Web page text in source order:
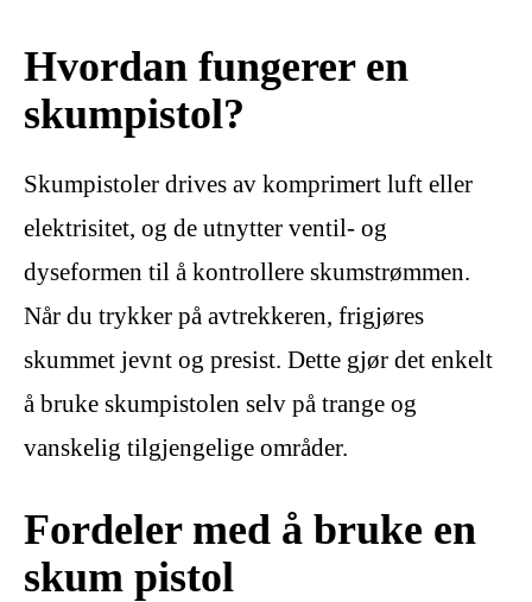
Hvordan fungerer en
skumpistol?
Skumpistoler drives av komprimert luft eller
elektrisitet, og de utnytter ventil- og
dyseformen til å kontrollere skumstrømmen.
Når du trykker på avtrekkeren, frigjøres
skummet jevnt og presist. Dette gjør det enkelt
å bruke skumpistolen selv på trange og
vanskelig tilgjengelige områder.
Fordeler med å bruke en
skum pistol